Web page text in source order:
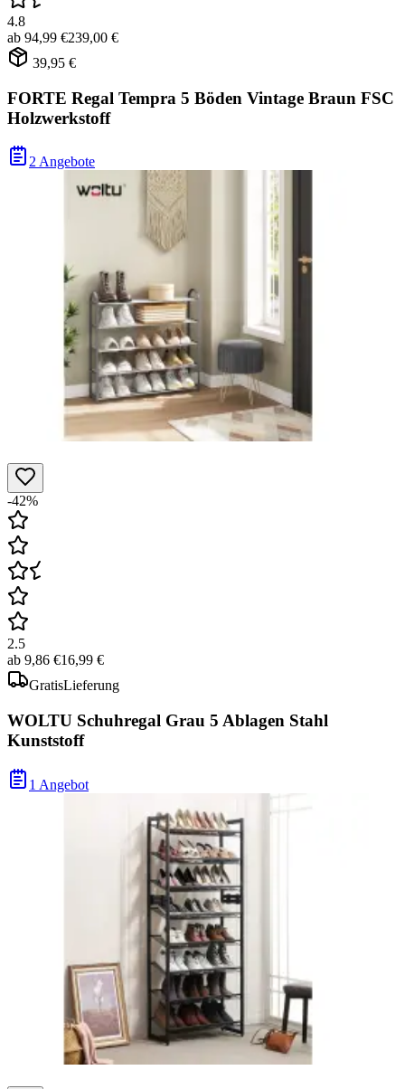
4.8
ab 94,99 €239,00 €
39,95 €
FORTE Regal Tempra 5 Böden Vintage Braun FSC
Holzwerkstoff
2 Angebote
-42%
2.5
ab 9,86 €16,99 €
GratisLieferung
WOLTU Schuhregal Grau 5 Ablagen Stahl
Kunststoff
1 Angebot